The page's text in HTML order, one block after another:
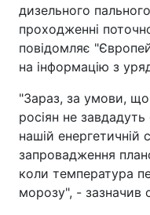
дизельного
проходженні
повідомляє
на інформацію з
"Зараз, за умови,
росіян не
нашій енергетичній
запровадження
коли температура
морозу", - зазначив